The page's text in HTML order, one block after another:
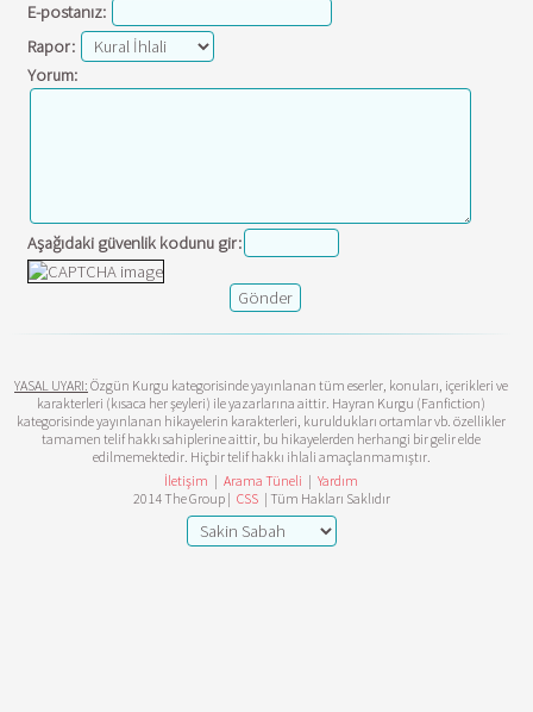
E-postanız:
Rapor:
Yorum:
Aşağıdaki güvenlik kodunu gir:
YASAL UYARI: Özgün Kurgu kategorisinde yayınlanan tüm eserler, konuları, içerikleri ve
karakterleri (kısaca her şeyleri) ile yazarlarına aittir. Hayran Kurgu (Fanfiction)
kategorisinde yayınlanan hikayelerin karakterleri, kuruldukları ortamlar vb. özellikler
tamamen telif hakkı sahiplerine aittir, bu hikayelerden herhangi bir gelir elde
edilmemektedir. Hiçbir telif hakkı ihlali amaçlanmamıştır.
İletişim | Arama Tüneli | Yardım
2014 The Group | CSS | Tüm Hakları Saklıdır